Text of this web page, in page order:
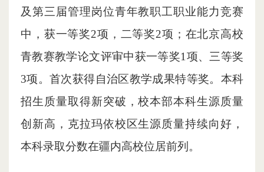
及第三届管理岗位青年教职工职业能力竞赛
中，获一等奖2项，二等奖2项；在北京高校
青教赛教学论文评审中获一等奖1项、三等奖
3项。首次获得自治区教学成果特等奖。本科
招生质量取得新突破，校本部本科生源质量
创新高，克拉玛依校区生源质量持续向好，
本科录取分数在疆内高校位居前列。